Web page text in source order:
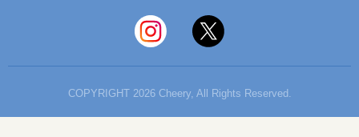
COPYRIGHT 2026 Cheery, All Rights Reserved.